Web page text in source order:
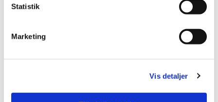
Statistik
Marketing
Vis detaljer